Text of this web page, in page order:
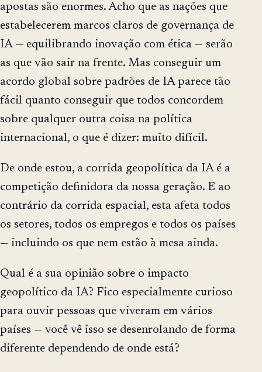
apostas são enormes. Acho que as nações que
estabelecerem marcos claros de governança de
IA — equilibrando inovação com ética — serão
as que vão sair na frente. Mas conseguir um
acordo global sobre padrões de IA parece tão
fácil quanto conseguir que todos concordem
sobre qualquer outra coisa na política
internacional, o que é dizer: muito difícil.
De onde estou, a corrida geopolítica da IA é a
competição definidora da nossa geração. E ao
contrário da corrida espacial, esta afeta todos
os setores, todos os empregos e todos os países
— incluindo os que nem estão à mesa ainda.
Qual é a sua opinião sobre o impacto
geopolítico da IA? Fico especialmente curioso
para ouvir pessoas que viveram em vários
países — você vê isso se desenrolando de forma
diferente dependendo de onde está?